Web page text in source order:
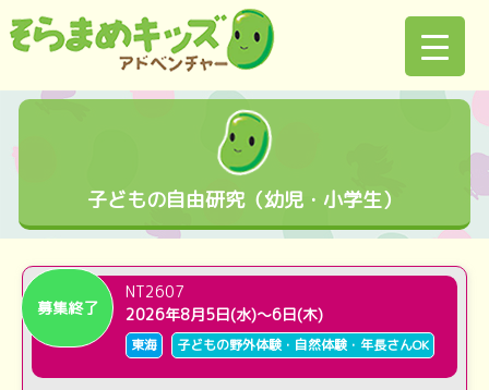
子どもの自由研究（幼児・小学生）
募集終了
NT2607
2026年8月5日(水)～6日(木)
東海 子どもの野外体験・自然体験・年長さんOK